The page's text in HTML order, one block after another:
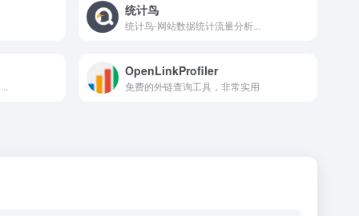
统计鸟
统计鸟-网站数据统计流量分析...
OpenLinkProfiler
免费的外链查询工具，非常实用